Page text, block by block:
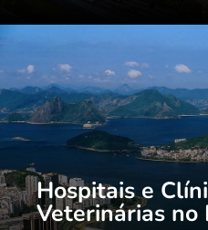
Hospitais e
Veterinárias no